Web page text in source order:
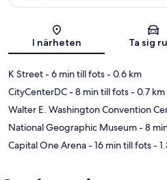
I närheten Ta sig
K Street- 6 min till fots- 0.6 km
CityCenterDC- 8 min till fots- 0.7 km
Walter E. Washington Convention
National Geographic Museum- 8
Capital One Arena- 16 min till fots-